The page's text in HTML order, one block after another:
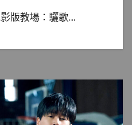
版教場：驪歌...